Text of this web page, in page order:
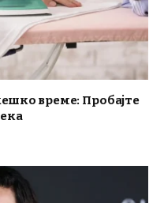
време: Пробајте